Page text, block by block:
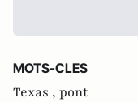
MOTS-CLES
Texas , pont